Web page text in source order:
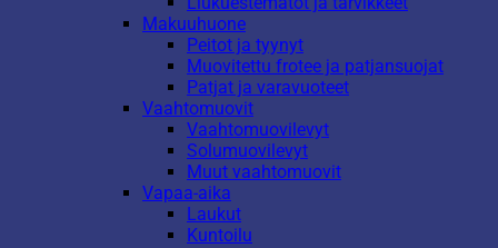
Makuuhuone
Peitot ja tyynyt
Muovitettu frotee ja patjansuojat
Patjat ja varavuoteet
Vaahtomuovit
Vaahtomuovilevyt
Solumuovilevyt
Muut vaahtomuovit
Vapaa-aika
Laukut
Kuntoilu